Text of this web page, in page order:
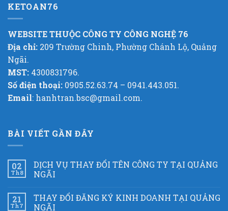
KETOAN76
WEBSITE THUỘC CÔNG TY CÔNG NGHỆ 76
Địa chỉ: 209 Trường Chinh, Phường Chánh Lộ, Quảng
Ngãi.
MST: 4300831796.
Số điện thoại: 0905.52.63.74 – 0941.443.051.
Email: hanhtran.bsc@gmail.com.
BÀI VIẾT GẦN ĐÂY
02
Th8
DỊCH VỤ THAY ĐỔI TÊN CÔNG TY TẠI QUẢNG
NGÃI
21
Th7
THAY ĐỔI ĐĂNG KÝ KINH DOANH TẠI QUẢNG
NGÃI